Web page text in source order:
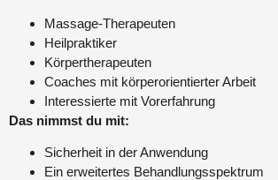
Massage-Therapeuten
Heilpraktiker
Körpertherapeuten
Coaches mit körperorientierter Arbeit
Interessierte mit Vorerfahrung
Das nimmst du mit:
Sicherheit in der Anwendung
Ein erweitertes Behandlungsspektrum